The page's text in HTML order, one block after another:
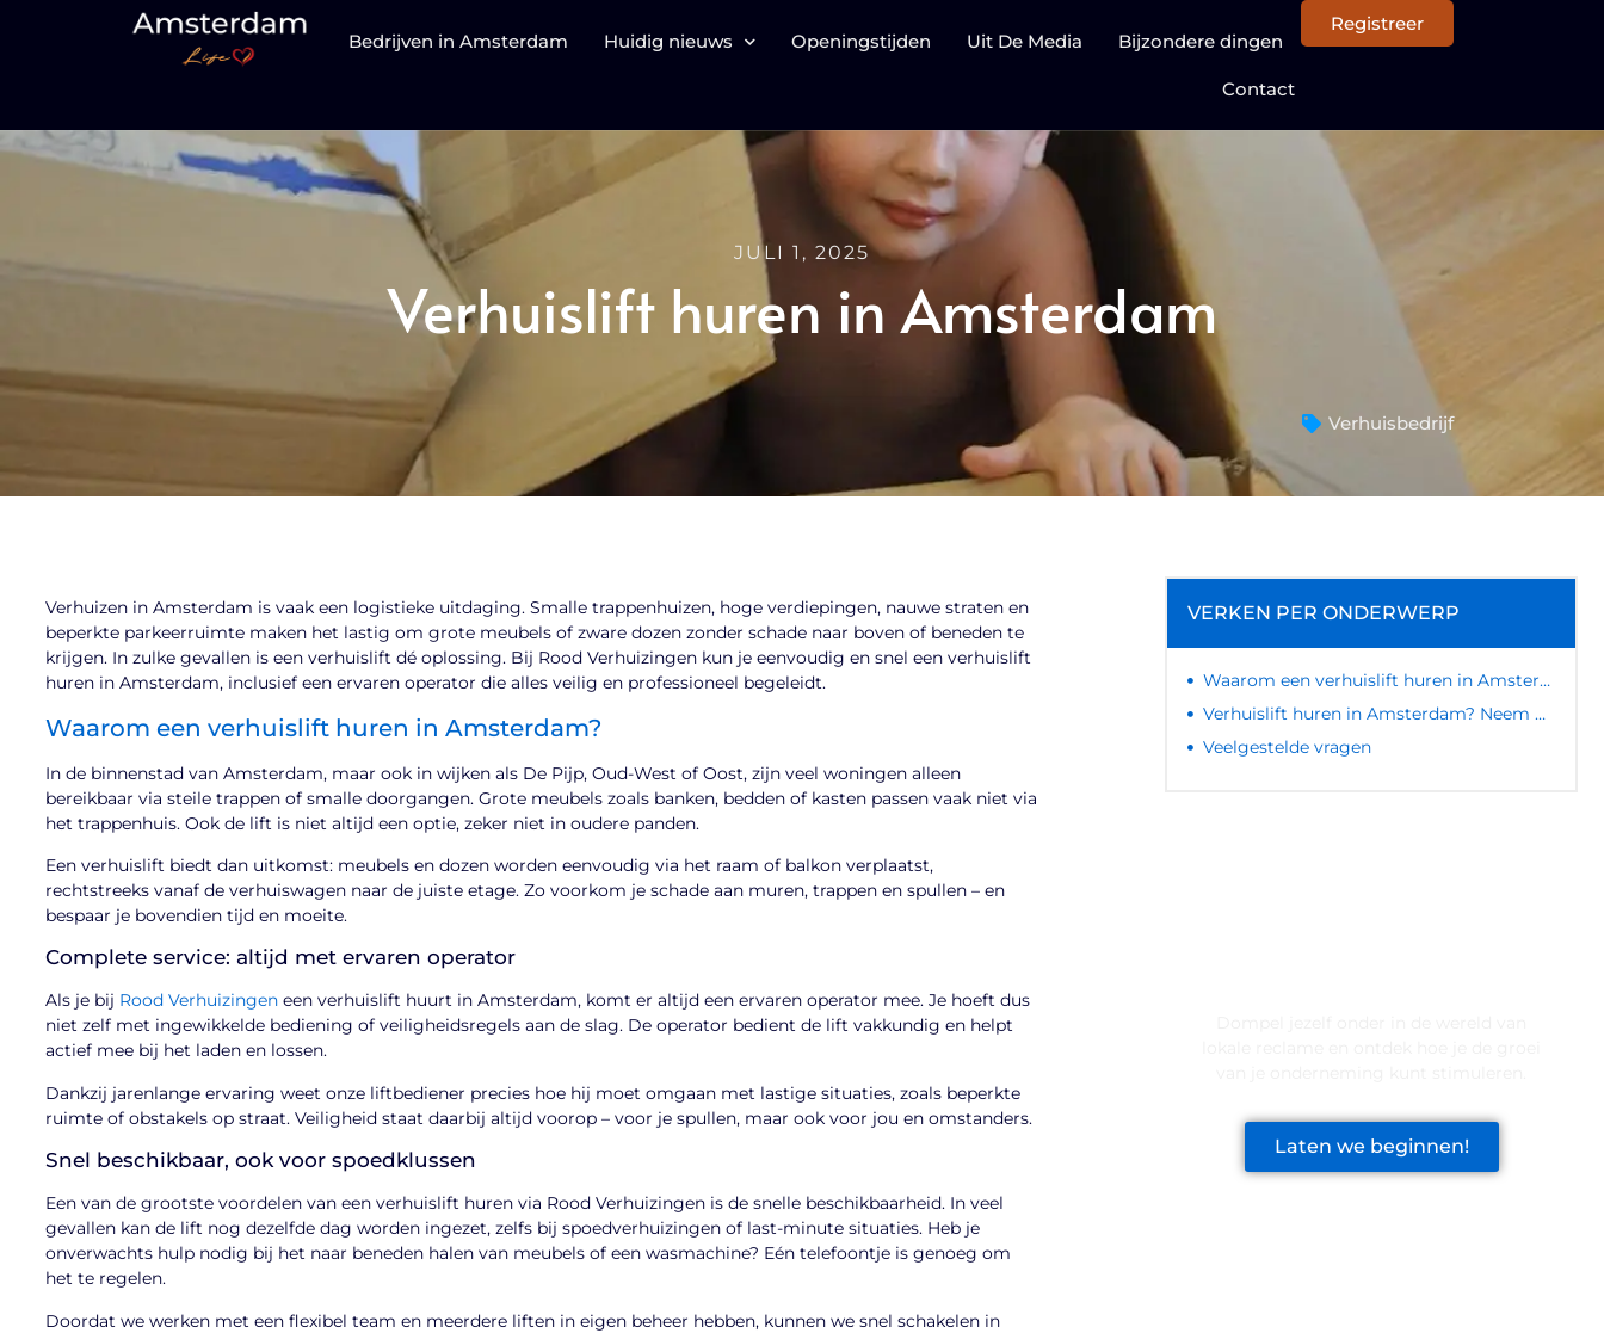
Bedrijven in Amsterdam Huidig nieuws Openingstijden Uit De Media Bijzondere dingen
Contact
Registreer
JULI 1, 2025
Verhuislift huren in Amsterdam
Verhuisbedrijf
Verhuizen in Amsterdam is vaak een logistieke uitdaging. Smalle trappenhuizen, hoge verdiepingen, nauwe straten en
beperkte parkeerruimte maken het lastig om grote meubels of zware dozen zonder schade naar boven of beneden te
krijgen. In zulke gevallen is een verhuislift dé oplossing. Bij Rood Verhuizingen kun je eenvoudig en snel een verhuislift
huren in Amsterdam, inclusief een ervaren operator die alles veilig en professioneel begeleidt.
Waarom een verhuislift huren in Amsterdam?
In de binnenstad van Amsterdam, maar ook in wijken als De Pijp, Oud-West of Oost, zijn veel woningen alleen
bereikbaar via steile trappen of smalle doorgangen. Grote meubels zoals banken, bedden of kasten passen vaak niet via
het trappenhuis. Ook de lift is niet altijd een optie, zeker niet in oudere panden.
Een verhuislift biedt dan uitkomst: meubels en dozen worden eenvoudig via het raam of balkon verplaatst,
rechtstreeks vanaf de verhuiswagen naar de juiste etage. Zo voorkom je schade aan muren, trappen en spullen – en
bespaar je bovendien tijd en moeite.
Complete service: altijd met ervaren operator
Als je bij Rood Verhuizingen een verhuislift huurt in Amsterdam, komt er altijd een ervaren operator mee. Je hoeft dus
niet zelf met ingewikkelde bediening of veiligheidsregels aan de slag. De operator bedient de lift vakkundig en helpt
actief mee bij het laden en lossen.
Dankzij jarenlange ervaring weet onze liftbediener precies hoe hij moet omgaan met lastige situaties, zoals beperkte
ruimte of obstakels op straat. Veiligheid staat daarbij altijd voorop – voor je spullen, maar ook voor jou en omstanders.
Snel beschikbaar, ook voor spoedklussen
Een van de grootste voordelen van een verhuislift huren via Rood Verhuizingen is de snelle beschikbaarheid. In veel
gevallen kan de lift nog dezelfde dag worden ingezet, zelfs bij spoedverhuizingen of last-minute situaties. Heb je
onverwachts hulp nodig bij het naar beneden halen van meubels of een wasmachine? Eén telefoontje is genoeg om
het te regelen.
Doordat we werken met een flexibel team en meerdere liften in eigen beheer hebben, kunnen we snel schakelen in
VERKEN PER ONDERWERP
Waarom een verhuislift huren in Amsterdam?
Verhuislift huren in Amsterdam? Neem vandaag nog contact op
Veelgestelde vragen
Laten we beginnen!